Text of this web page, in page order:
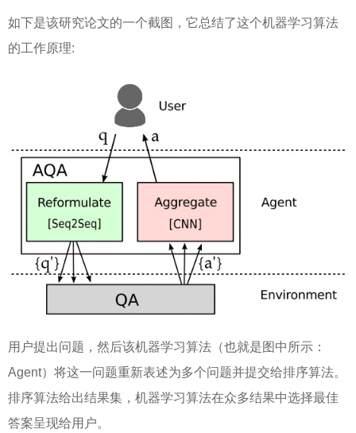
如下是该研究论文的一个截图，它总结了这个机器学习算法
的工作原理:
用户提出问题，然后该机器学习算法（也就是图中所示：
Agent）将这一问题重新表述为多个问题并提交给排序算法。
排序算法给出结果集，机器学习算法在众多结果中选择最佳
答案呈现给用户。